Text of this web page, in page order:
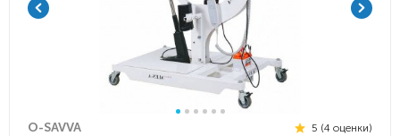
O-SAVVA 5 (4 оценки)